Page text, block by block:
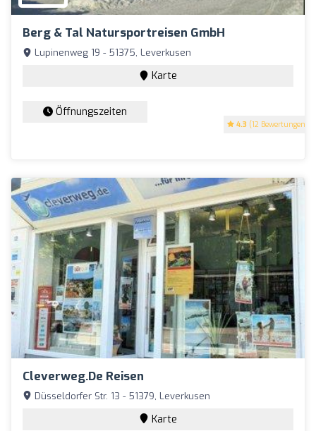
Berg & Tal Natursportreisen GmbH
4.3 (12 Bewertungen)
Lupinenweg 19 - 51375, Leverkusen
Karte
Öffnungszeiten
Cleverweg.de Reisen
Düsseldorfer Str. 13 - 51379, Leverkusen
Karte